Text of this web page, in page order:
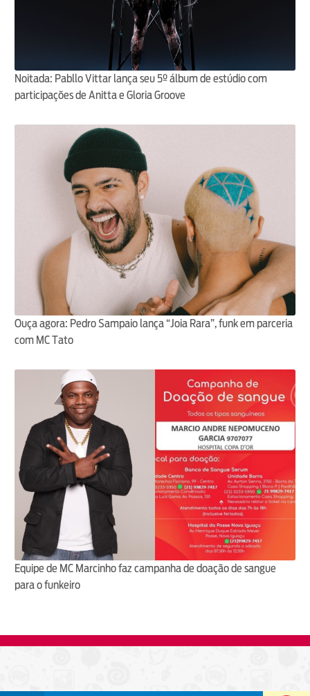
Noitada: Pabllo Vittar lança seu 5º álbum de estúdio com
participações de Anitta e Gloria Groove
Ouça agora: Pedro Sampaio lança “Joia Rara”, funk em parceria
com MC Tato
Equipe de MC Marcinho faz campanha de doação de sangue
para o funkeiro